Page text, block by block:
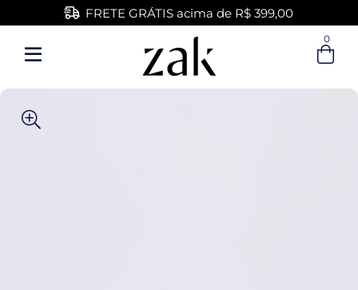
Entre com email ou cpf/cnpj
Criar nova conta
FRETE GRÁTIS acima de R$ 399,00
0